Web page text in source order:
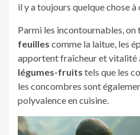
il y a toujours quelque chose à
Parmi les incontournables, on
feuilles comme la laitue, les
apportent fraîcheur et vitalité
légumes-fruits tels que les
les concombres sont
polyvalence en cuisine.